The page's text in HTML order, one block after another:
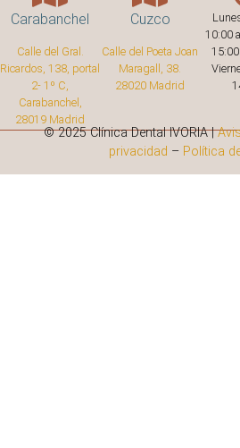
Carabanchel
Calle del Gral.
Ricardos, 138, portal
2- 1º C,
Carabanchel,
28019 Madrid
Cuzco
Calle del Poeta Joan
Maragall, 38.
28020 Madrid
10:00
15:00
© 2025 Clínica Dental IVORIA |
privacidad – Política